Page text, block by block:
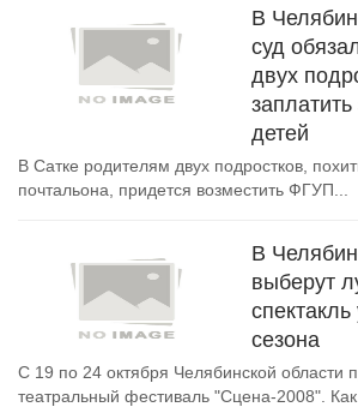
В
суд
двух
детей
В Сатке родителям двух подростков,
почтальона, придется возместить ФГУП...
В
выберут
сезона
С 19 по 24 октября Челябинской области
театральный фестиваль "Сцена-2008".